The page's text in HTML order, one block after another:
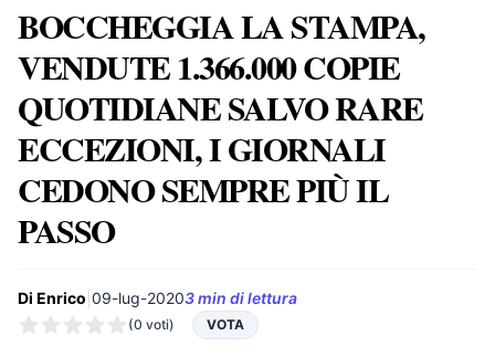
BOCCHEGGIA LA STAMPA,
VENDUTE 1.366.000 COPIE
QUOTIDIANE SALVO RARE
ECCEZIONI, I GIORNALI
CEDONO SEMPRE PIÙ IL
PASSO
Di Enrico 09-lug-20203 min di lettura
(0 voti) VOTA